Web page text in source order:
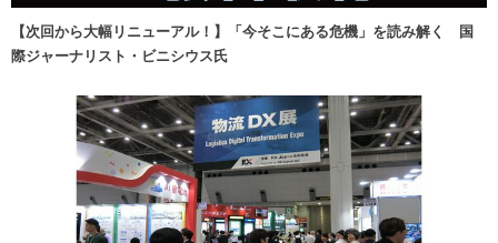
【次回から大幅リニューアル！】「今そこにある危機」を読み解く 国
際ジャーナリスト・ビニシウス氏